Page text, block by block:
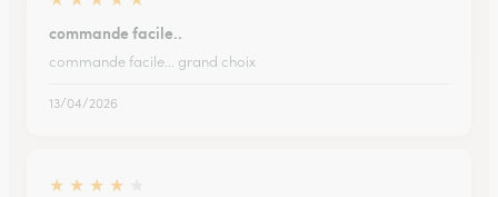
commande facile..
commande facile... grand choix
13/04/2026
★ ★ ★ ★